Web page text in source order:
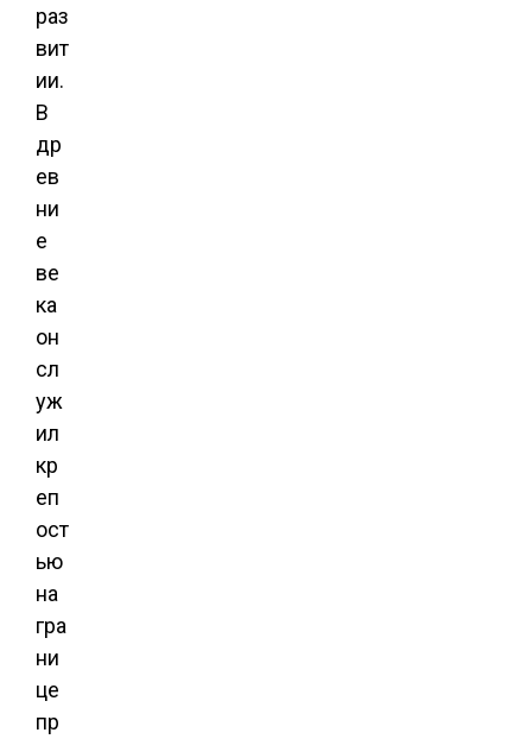
раз
вит
ии.
В
др
ев
ни
е
ве
ка
он
сл
уж
ил
кр
еп
ост
ью
на
гра
ни
це
пр